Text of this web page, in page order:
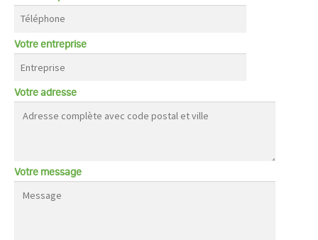
Votre entreprise
Votre adresse
Votre message